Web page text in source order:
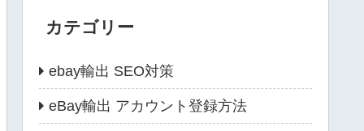
カテゴリー
ebay輸出 SEO対策
eBay輸出 アカウント登録方法